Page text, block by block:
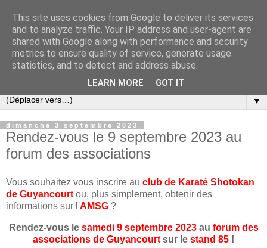
▼
dimanche 3 septembre 2023
Rendez-vous le 9 septembre 2023 au
forum des associations
Vous souhaitez vous inscrire au club de Karaté Shotokan
de Guyancourt ou, plus simplement, obtenir des
informations sur l'AMSG ?
Rendez-vous le samedi 9 septembre 2023au forum des
associations de Guyancourt sur le stand 85 !
This site uses cookies from Google to deliver its services
and to analyze traffic. Your IP address and user-agent are
shared with Google along with performance and security
metrics to ensure quality of service, generate usage
statistics, and to detect and address abuse.
LEARN MORE GOT IT